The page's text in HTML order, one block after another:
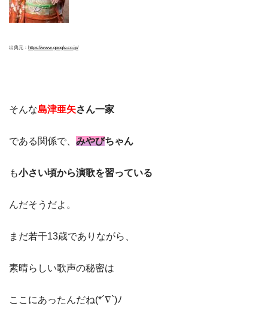
出典元： https://www.google.co.jp/
そんな島津亜矢さん一家
である関係で、 みやびちゃん
も小さい頃から演歌を習っている
んだそうだよ。
まだ若干13歳でありながら、
素晴らしい歌声の秘密は
ここにあったんだね(*´∇`)ﾉ